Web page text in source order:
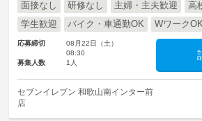
面接なし 研修なし 主婦・主夫歓迎 高
学生歓迎
バイク・車通勤OK Wワーク
応募締切
08月22日（土）
08:30
募集人数
1人
セブンイレブン 和歌山南インター前
店